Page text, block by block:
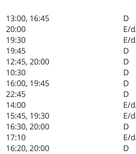
13:00, 16:45 D
20:00 E/
19:30 E/
19:45 D
12:45, 20:00 D
10:30 D
16:00, 19:45 D
22:45 D
14:00 E/
15:45, 19:30 E/
16:30, 20:00 D
17:10 E/
16:20, 20:00 D